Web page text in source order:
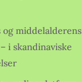
middelalderens
i skandinaviske